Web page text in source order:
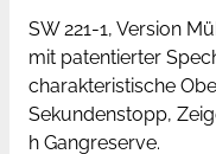
SW 221-1, Version
mit patentierter
charakteristische
Sekundenstopp,
h Gangreserve.